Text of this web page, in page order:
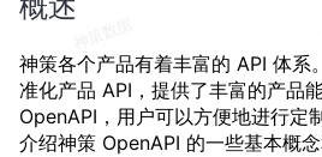
概述
神策各个产品有着丰富的 API 体系
准化产品 API，提供了丰富的产品
OpenAPI，用户可以方便地进行定
介绍神策 OpenAPI 的一些基本概念